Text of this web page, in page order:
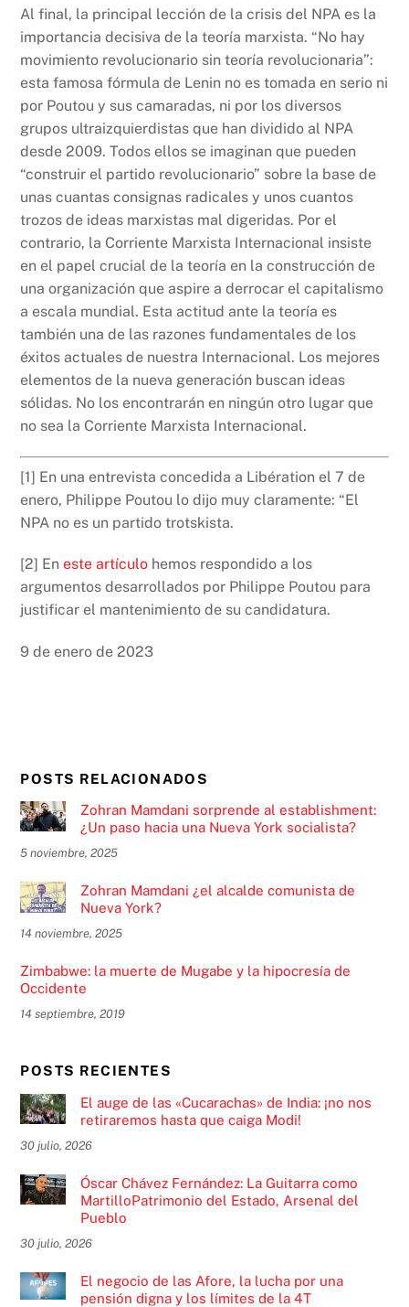
Al final, la principal lección de la crisis del NPA es la
importancia decisiva de la teoría marxista. “No hay
movimiento revolucionario sin teoría revolucionaria”:
esta famosa fórmula de Lenin no es tomada en serio ni
por Poutou y sus camaradas, ni por los diversos
grupos ultraizquierdistas que han dividido al NPA
desde 2009. Todos ellos se imaginan que pueden
“construir el partido revolucionario” sobre la base de
unas cuantas consignas radicales y unos cuantos
trozos de ideas marxistas mal digeridas. Por el
contrario, la Corriente Marxista Internacional insiste
en el papel crucial de la teoría en la construcción de
una organización que aspire a derrocar el capitalismo
a escala mundial. Esta actitud ante la teoría es
también una de las razones fundamentales de los
éxitos actuales de nuestra Internacional. Los mejores
elementos de la nueva generación buscan ideas
sólidas. No los encontrarán en ningún otro lugar que
no sea la Corriente Marxista Internacional.
[1] En una entrevista concedida a Libération el 7 de
enero, Philippe Poutou lo dijo muy claramente: “El
NPA no es un partido trotskista.
[2] Eneste artículo hemos respondido a los
argumentos desarrollados por Philippe Poutou para
justificar el mantenimiento de su candidatura.
9 de enero de 2023
POSTS RELACIONADOS
Zohran Mamdani sorprende al establishment:
¿Un paso hacia una Nueva York socialista?
5 noviembre, 2025
Zohran Mamdani ¿el alcalde comunista de
Nueva York?
14 noviembre, 2025
Zimbabwe: la muerte de Mugabe y la hipocresía de
Occidente
14 septiembre, 2019
POSTS RECIENTES
El auge de las «Cucarachas» de India: ¡no nos
retiraremos hasta que caiga Modi!
30 julio, 2026
Óscar Chávez Fernández: La Guitarra como
MartilloPatrimonio del Estado, Arsenal del
Pueblo
30 julio, 2026
El negocio de las Afore, la lucha por una
pensión digna y los límites de la 4T